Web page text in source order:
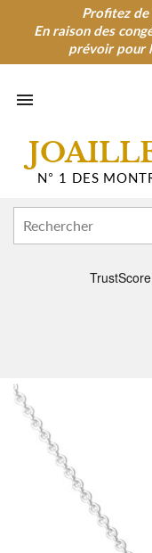
Profitez de
En raison des
prévoir pour
Profitez de
En raison des
prévoir pour

N° 1 DES